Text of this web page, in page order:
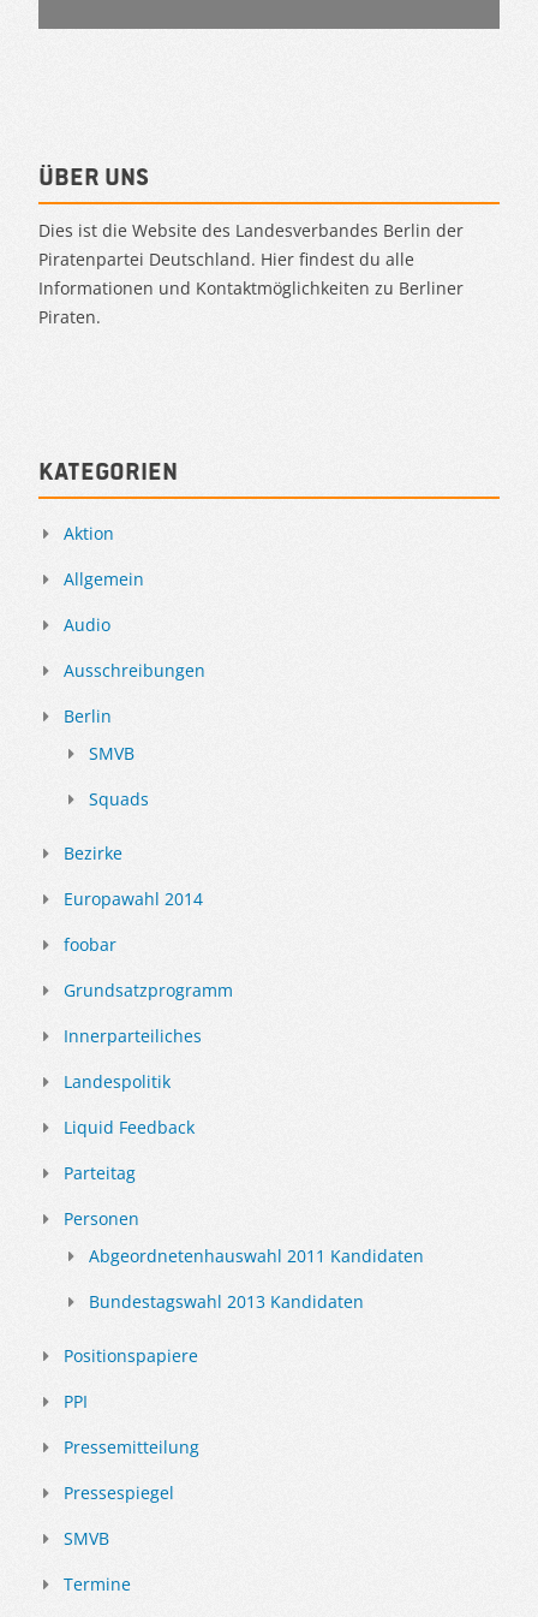
Über uns
Dies ist die Website des Landesverbandes Berlin der
Piratenpartei Deutschland. Hier findest du alle
Informationen und Kontaktmöglichkeiten zu Berliner
Piraten.
Kategorien
Aktion
Allgemein
Audio
Ausschreibungen
Berlin
SMVB
Squads
Bezirke
Europawahl 2014
foobar
Grundsatzprogramm
Innerparteiliches
Landespolitik
Liquid Feedback
Parteitag
Personen
Abgeordnetenhauswahl 2011 Kandidaten
Bundestagswahl 2013 Kandidaten
Positionspapiere
PPI
Pressemitteilung
Pressespiegel
SMVB
Termine